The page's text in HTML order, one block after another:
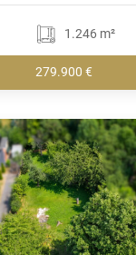
1.246 m²
279.900 €